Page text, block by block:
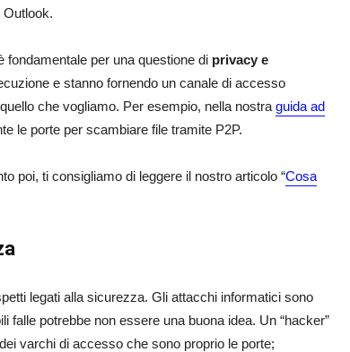
fondamentale per una questione di privacy e
e stanno fornendo un canale di accesso
che vogliamo. Per esempio, nella nostra guida ad
le porte per scambiare file tramite P2P.
poi, ti consigliamo di leggere il nostro articolo “Cosa
legati alla sicurezza. Gli attacchi informatici sono
falle potrebbe non essere una buona idea. Un “hacker”
varchi di accesso che sono proprio le porte;